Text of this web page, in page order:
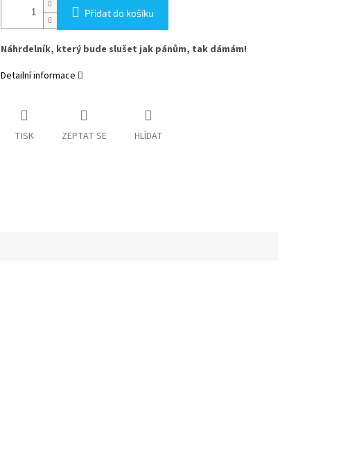
Přidat do košíku
Náhrdelník, který bude slušet jak pánům, tak dámám!
Detailní informace
TISK ZEPTAT SE HLÍDAT